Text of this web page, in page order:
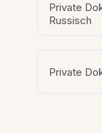
Private
Russisch
Private